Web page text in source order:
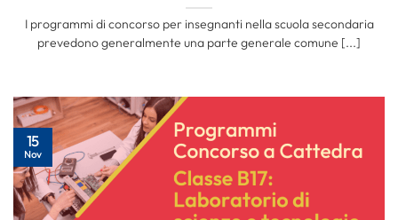
I programmi di concorso per insegnanti nella scuola secondaria
prevedono generalmente una parte generale comune [...]
15
Nov